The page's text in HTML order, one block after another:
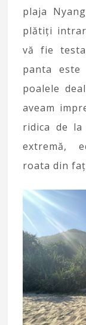
plaja
plătiți
vă fie
panta
poalele
aveam
ridica de
extremă,
roata din